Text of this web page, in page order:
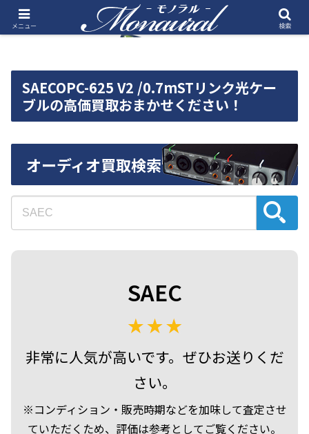
SAECOPC-625 V2 /0.7mSTリンク光ケー
ブルの高価買取おまかせください！
オーディオ買取検索
SAEC
非常に人気が高いです。ぜひお送りくだ
さい。
※コンディション・販売時期などを加味して査定させ
ていただくため、評価は参考としてご覧ください。
メニュー 検索